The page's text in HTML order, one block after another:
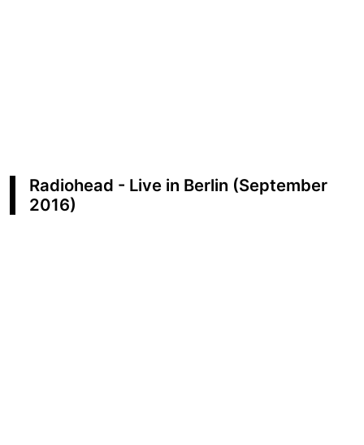
Radiohead - Live in Berlin (September
2016)